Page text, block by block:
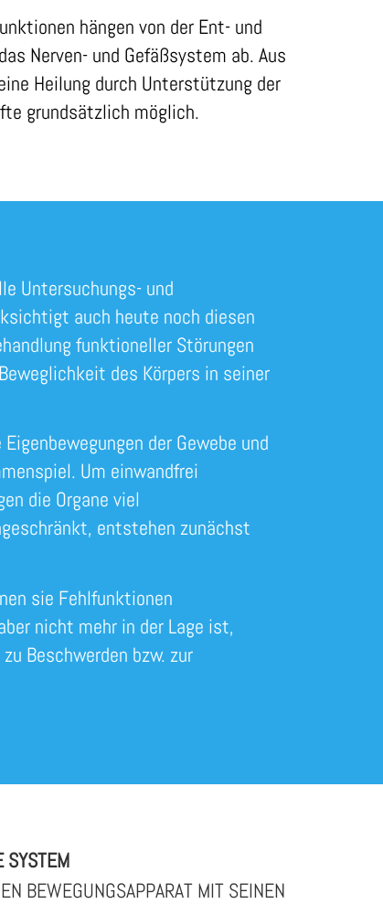
hängen von der Ent- und
Nerven- und Gefäßsystem ab. Aus
Heilung durch Unterstützung der
grundsätzlich möglich.
Untersuchungs- und
auch heute noch diesen
funktioneller Störungen
des Körpers in seiner
der Gewebe und
Um einwandfrei
die Organe viel
entstehen zunächst
sie Fehlfunktionen
nicht mehr in der Lage ist,
Beschwerden bzw. zur
SYSTEM
BEWEGUNGSAPPARAT MIT SEINEN